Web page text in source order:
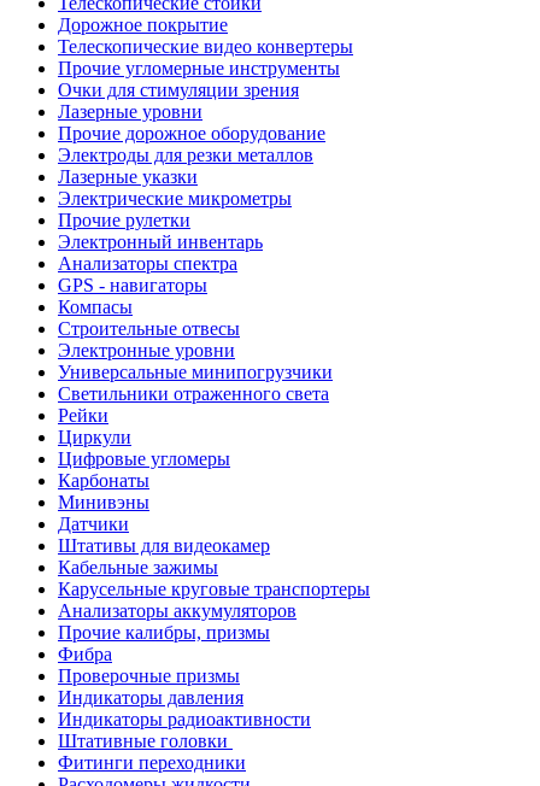
Дорожное покрытие
Телескопические видео конвертеры
Прочие угломерные инструменты
Очки для стимуляции зрения
Лазерные уровни
Прочие дорожное оборудование
Электроды для резки металлов
Лазерные указки
Электрические микрометры
Прочие рулетки
Электронный инвентарь
Анализаторы спектра
GPS - навигаторы
Компасы
Строительные отвесы
Электронные уровни
Универсальные минипогрузчики
Светильники отраженного света
Рейки
Циркули
Цифровые угломеры
Карбонаты
Минивэны
Датчики
Штативы для видеокамер
Кабельные зажимы
Карусельные круговые транспортеры
Анализаторы аккумуляторов
Прочие калибры, призмы
Фибра
Проверочные призмы
Индикаторы давления
Индикаторы радиоактивности
Штативные головки
Фитинги переходники